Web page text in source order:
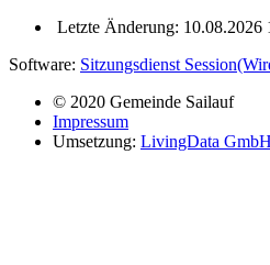
Letzte Änderung: 10.08.2026
Software: Sitzungsdienst Session
© 2020 Gemeinde Sailauf
Impressum
Umsetzung: LivingData GmbH